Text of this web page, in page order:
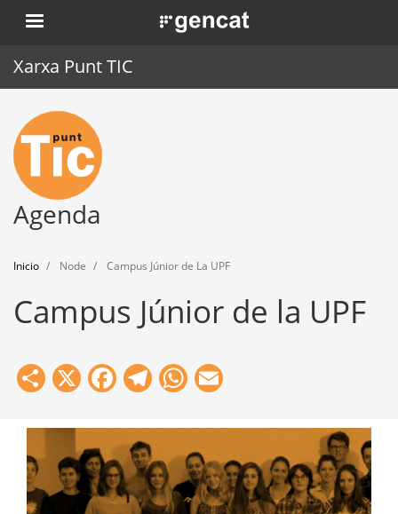
Pasar
al
. Obre en una nova finestra.
Xarxa Punt TIC
Inicio
Punt TIC
Actualidad
Herramientas
Agenda
Inicio Node Campus Júnior de La UPF
Campus Júnior de la UPF
Share
X Facebook
Telegram
WhatsApp